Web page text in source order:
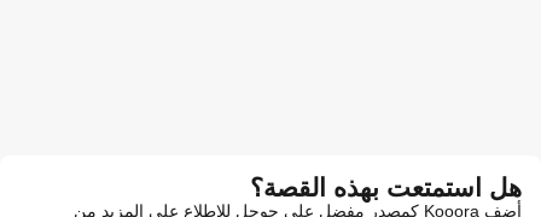
هل استمتعت بهذه القصة؟
أضف Kooora كمصدر مفضل على جوجل للاطلاع على المزيد من